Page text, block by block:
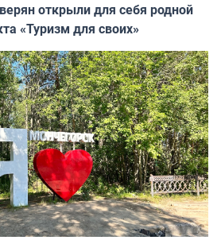
открыли для себя родной
«Туризм для своих»